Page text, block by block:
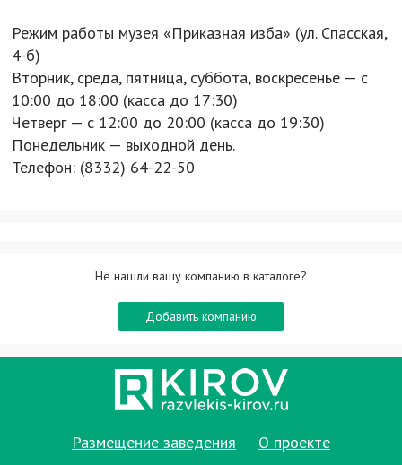
Режим работы музея «Приказная изба» (ул. Спасская,
4-б)
Вторник, среда, пятница, суббота, воскресенье — с
10:00 до 18:00 (касса до 17:30)
Четверг — с 12:00 до 20:00 (касса до 19:30)
Понедельник — выходной день.
Телефон: (8332) 64-22-50
Не нашли вашу компанию в каталоге?
Добавить компанию
Размещение заведения О проекте